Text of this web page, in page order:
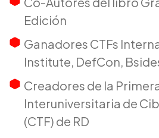
Edición
Ganadores CTFs
Institute, DefCon,
Creadores de la
Interuniversitaria de
(CTF) de RD